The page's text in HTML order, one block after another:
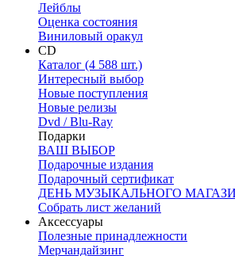
Лейблы
Оценка состояния
Виниловый оракул
CD
Каталог (4 588 шт.)
Интересный выбор
Новые поступления
Новые релизы
Dvd / Blu-Ray
Подарки
ВАШ ВЫБОР
Подарочные издания
Подарочный сертификат
ДЕНЬ МУЗЫКАЛЬНОГО
Собрать лист желаний
Аксессуары
Полезные принадлежности
Мерчандайзинг